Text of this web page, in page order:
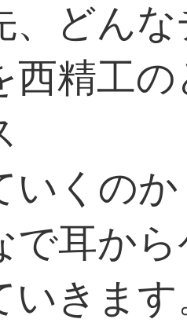
、どん
西精工
いくの
で耳か
いきます